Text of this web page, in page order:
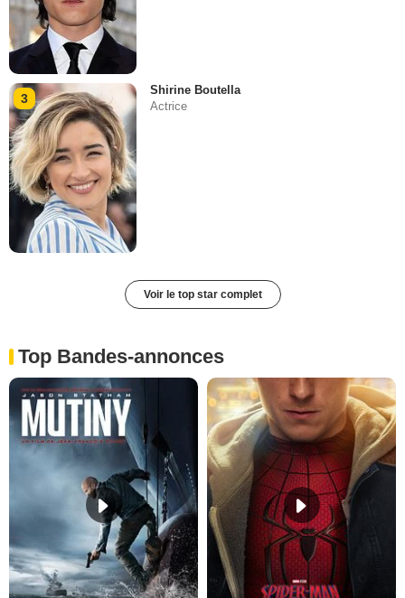
3
Shirine Boutella
Actrice
Voir le top star complet
Top Bandes-annonces